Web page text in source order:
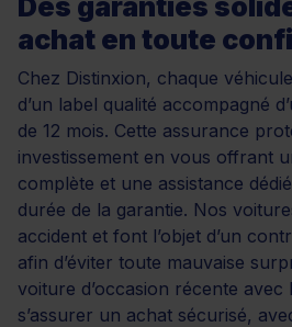
achat en toute
Chez Distinxion, chaque
d’un label qualité accompagné
de 12 mois. Cette assurance
investissement en vous offrant
complète et une assistance
durée de la garantie. Nos
accident et font l’objet d’un
afin d’éviter toute mauvaise
voiture d’occasion récente avec
s’assurer un achat sécurisé,